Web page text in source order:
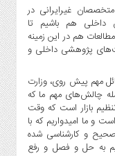
غیرایرانی در
داخلی هم باشیم تا
هم در این زمینه
پژوهشی داخلی و
مهم پیش روی، وزارت
چالش‌های مهم ما که
بازار است که وقت
و ما امیدواریم که با
و کارشناسی شده
به حل و فصل و رفع